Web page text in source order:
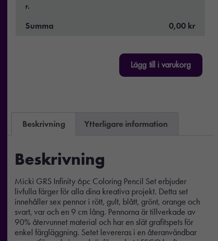
r.
Summa 0,00 kr
Lägg till i varukorg
Beskrivning Ytterligare information
Beskrivning
Micki GRS Infinity 6pc Coloring Pencil Set erbjuder
livfulla färger för alla dina kreativa projekt. Detta set
innehåller sex pennor i rött, gult, blått, grönt, orange och
svart, var och en 9 cm lång. Pennorna är tillverkade av
90% återvunnet material och har en slät grafitspets för
enkel färgläggning. Setet levereras i en återanvändbar